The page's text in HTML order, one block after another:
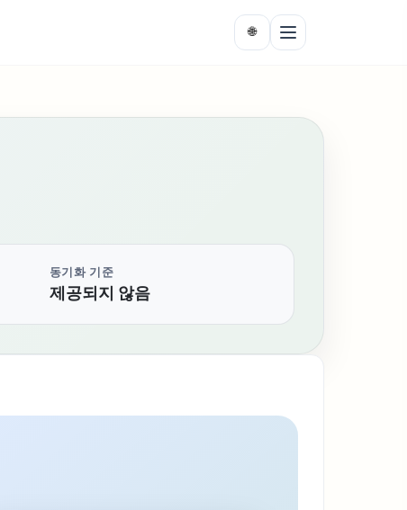
🌐
동기화 기준
제공되지 않음